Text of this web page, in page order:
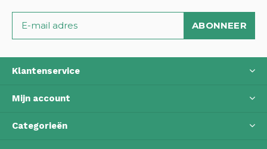
ABONNEER
Klantenservice
Mijn account
Categorieën